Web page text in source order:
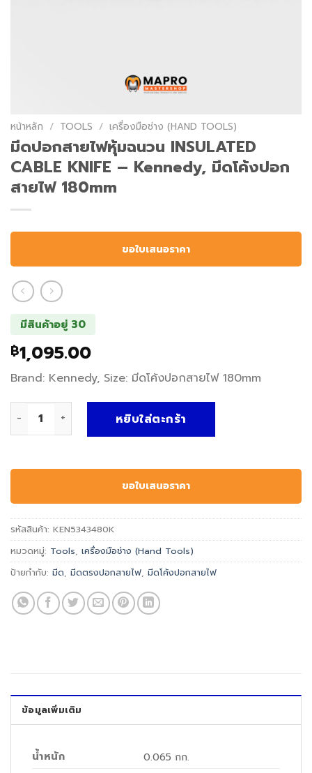
หน้าหลัก / TOOLS / เครื่องมือช่าง (HAND TOOLS)
มีดปอกสายไฟหุ้มฉนวน INSULATED
CABLE KNIFE – Kennedy, มีดโค้งปอก
สายไฟ 180mm
ขอใบเสนอราคา
มีสินค้าอยู่ 30
฿1,095.00
Brand: Kennedy, Size: มีดโค้งปอกสายไฟ 180mm
หยิบใส่ตะกร้า
ขอใบเสนอราคา
รหัสสินค้า: KEN5343480K
หมวดหมู่: Tools เครื่องมือช่าง (Hand Tools)
ป้ายกำกับ: มีด มีดตรงปอกสายไฟ มีดโค้งปอกสายไฟ
ข้อมูลเพิ่มเติม
น้ำหนัก 0.065 กก.